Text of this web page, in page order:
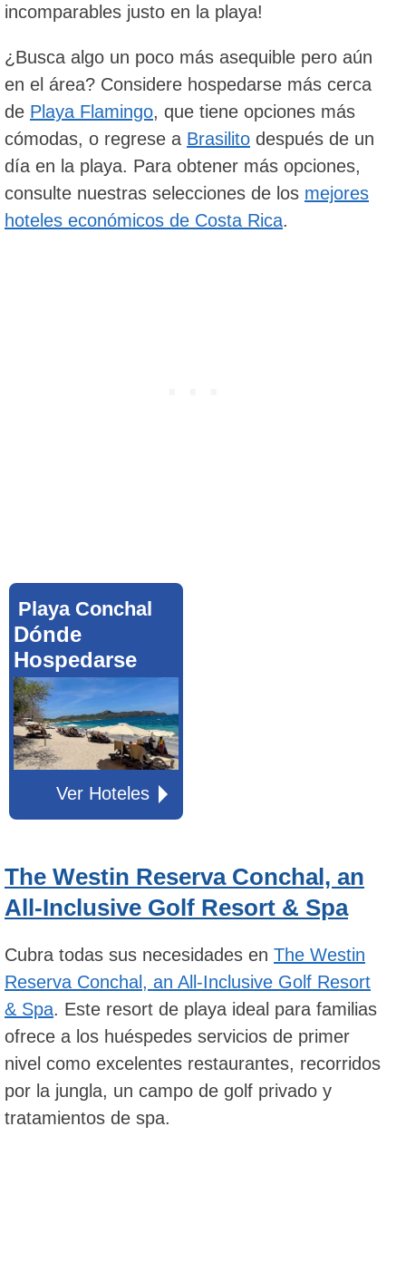
incomparables justo en la playa!
¿Busca algo un poco más asequible pero aún
en el área? Considere hospedarse más cerca
de Playa Flamingo, que tiene opciones más
cómodas, o regrese a Brasilito después de un
día en la playa. Para obtener más opciones,
consulte nuestras selecciones de los mejores
hoteles económicos de Costa Rica.
Playa Conchal
Dónde
Hospedarse
Ver Hoteles
The Westin Reserva Conchal, an
All-Inclusive Golf Resort & Spa
Cubra todas sus necesidades en The Westin
Reserva Conchal, an All-Inclusive Golf Resort
& Spa. Este resort de playa ideal para familias
ofrece a los huéspedes servicios de primer
nivel como excelentes restaurantes, recorridos
por la jungla, un campo de golf privado y
tratamientos de spa.